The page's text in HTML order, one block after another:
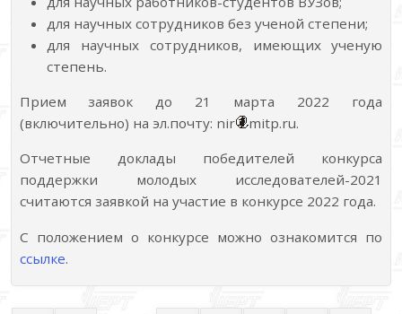
для научных сотрудников без ученой степени;
для научных сотрудников, имеющих ученую
степень.
Прием заявок до 21 марта 2022 года
(включительно) на эл.почту: nir
mitp.ru.
Отчетные доклады победителей конкурса
поддержки молодых исследователей-2021
считаются заявкой на участие в конкурсе 2022 года.
С положением о конкурсе можно ознакомится по
ссылке.